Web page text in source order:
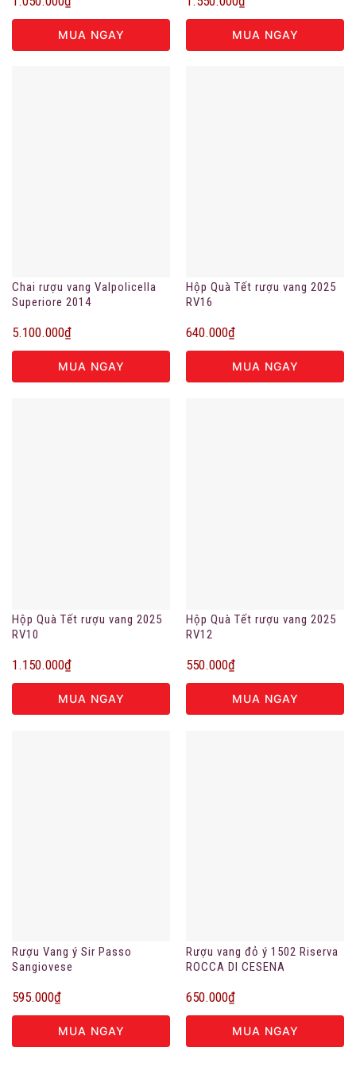
MUA NGAY MUA NGAY
Chai rượu vang Valpolicella
Superiore 2014
5.100.000₫
MUA NGAY
Hộp Quà Tết rượu vang 2025
RV16
640.000₫
MUA NGAY
Hộp Quà Tết rượu vang 2025
RV10
1.150.000₫
MUA NGAY
Hộp Quà Tết rượu vang 2025
RV12
550.000₫
MUA NGAY
Rượu Vang ý Sir Passo
Sangiovese
595.000₫
MUA NGAY
Rượu vang đỏ ý 1502 Riserva
ROCCA DI CESENA
650.000₫
MUA NGAY